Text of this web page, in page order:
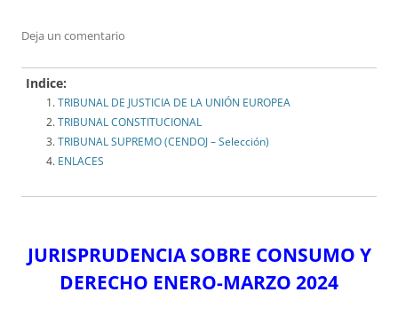
Deja un comentario
Indice:
TRIBUNAL DE JUSTICIA DE LA UNIÓN EUROPEA
TRIBUNAL CONSTITUCIONAL
TRIBUNAL SUPREMO (CENDOJ – Selección)
ENLACES
JURISPRUDENCIA SOBRE CONSUMO Y
DERECHO ENERO-MARZO 2024